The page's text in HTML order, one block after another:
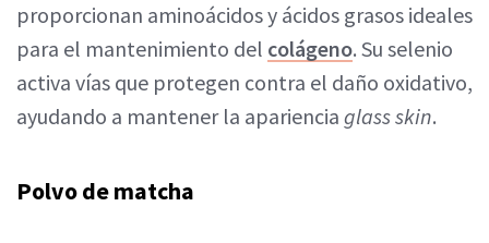
proporcionan aminoácidos y ácidos grasos ideales
para el mantenimiento del colágeno. Su selenio
activa vías que protegen contra el daño oxidativo,
ayudando a mantener la apariencia glass skin.
Polvo de matcha